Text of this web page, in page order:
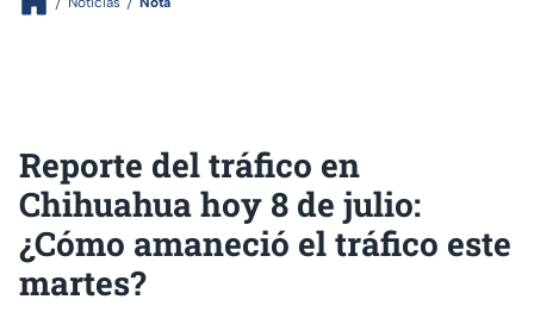
Reporte del tráfico en
Chihuahua hoy 8 de julio:
¿Cómo amaneció el tráfico este
martes?